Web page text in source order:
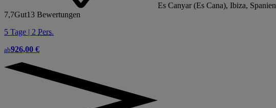
Es Canyar (Es Cana), Ibiza, Spanien
7,7Gut13 Bewertungen
5 Tage | 2 Pers.
ab926,00 €